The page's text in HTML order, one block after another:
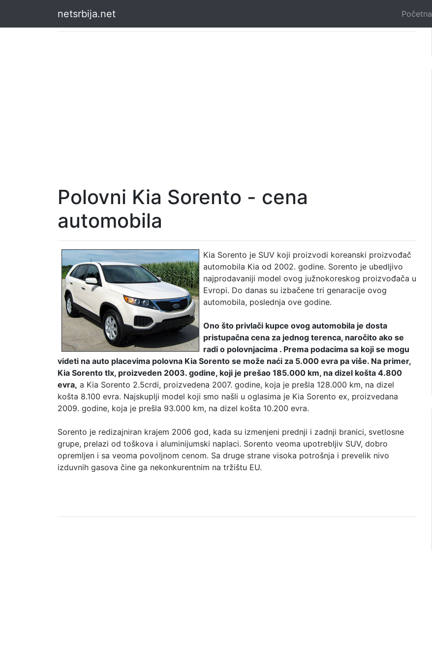
netsrbija.net Početna
Polovni Kia Sorento - cena
automobila
Kia Sorento je SUV koji proizvodi koreanski proizvođač
automobila Kia od 2002. godine. Sorento je ubedljivo
najprodavaniji model ovog južnokoreskog proizvođača u
Evropi. Do danas su izbačene tri genaracije ovog
automobila, poslednja ove godine.
Ono što privlači kupce ovog automobila je dosta
pristupačna cena za jednog terenca, naročito ako se
radi o polovnjacima . Prema podacima sa koji se mogu
videti na auto placevima polovna Kia Sorento se može naći za 5.000 evra pa više. Na primer,
Kia Sorento tlx, proizveden 2003. godine, koji je prešao 185.000 km, na dizel košta 4.800
evra, a Kia Sorento 2.5crdi, proizvedena 2007. godine, koja je prešla 128.000 km, na dizel
košta 8.100 evra. Najskuplji model koji smo našli u oglasima je Kia Sorento ex, proizvedana
2009. godine, koja je prešla 93.000 km, na dizel košta 10.200 evra.
Sorento je redizajniran krajem 2006 god, kada su izmenjeni prednji i zadnji branici, svetlosne
grupe, prelazi od toškova i aluminijumski naplaci. Sorento veoma upotrebljiv SUV, dobro
opremljen i sa veoma povoljnom cenom. Sa druge strane visoka potrošnja i prevelik nivo
izduvnih gasova čine ga nekonkurentnim na tržištu EU.